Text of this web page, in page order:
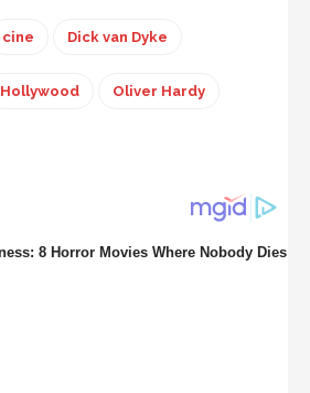
cine Dick van Dyke
Hollywood Oliver Hardy